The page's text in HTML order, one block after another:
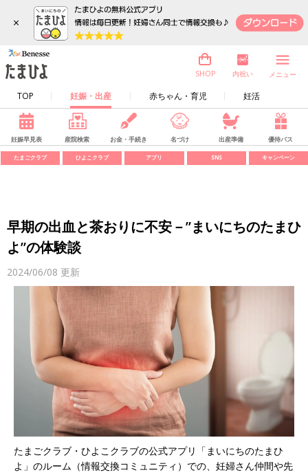
×
TOP 妊娠・出産 赤ちゃん・育児 妊活
SHOP 内祝い メニュー
妊娠早見表 産院検索 お金・手続き 名づけ 出産準備 優待パス
たまごクラブ ひよこクラブ アプリ SNS キャンペーン
早期の出血と茶おりに不安－”まいにちのたまひ
よ”の体験談
2024/06/08 更新
たまごクラブ・ひよこクラブの公式アプリ「まいにちのたまひ
よ」のルーム（情報交換コミュニティ）での、妊婦さん仲間や先